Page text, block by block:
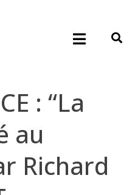
: “La
au
Richard